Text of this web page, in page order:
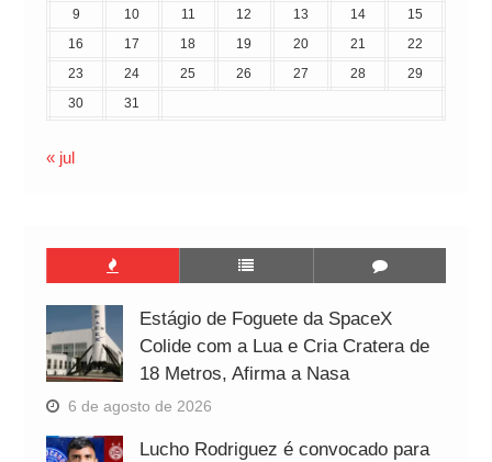
9
10 11 12 13 14
15
16
17 18 19 20 21
22
23
24 25 26 27 28
29
30
31
« jul
Estágio de Foguete da SpaceX
Colide com a Lua e Cria Cratera de
18 Metros, Afirma a Nasa
6 de agosto de 2026
Lucho Rodriguez é convocado para